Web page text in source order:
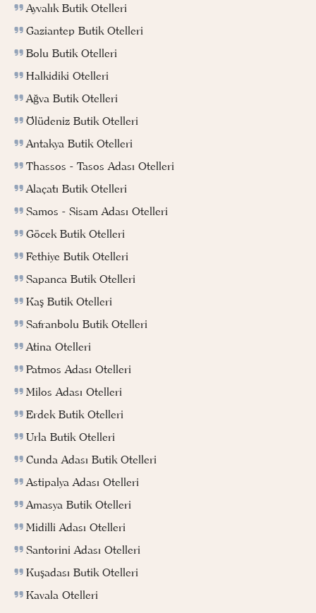
Ayvalık Butik Otelleri
Gaziantep Butik Otelleri
Bolu Butik Otelleri
Halkidiki Otelleri
Ağva Butik Otelleri
Ölüdeniz Butik Otelleri
Antakya Butik Otelleri
Thassos - Tasos Adası Otelleri
Alaçatı Butik Otelleri
Samos - Sisam Adası Otelleri
Göcek Butik Otelleri
Fethiye Butik Otelleri
Sapanca Butik Otelleri
Kaş Butik Otelleri
Safranbolu Butik Otelleri
Atina Otelleri
Patmos Adası Otelleri
Milos Adası Otelleri
Erdek Butik Otelleri
Urla Butik Otelleri
Cunda Adası Butik Otelleri
Astipalya Adası Otelleri
Amasya Butik Otelleri
Midilli Adası Otelleri
Santorini Adası Otelleri
Kuşadası Butik Otelleri
Kavala Otelleri